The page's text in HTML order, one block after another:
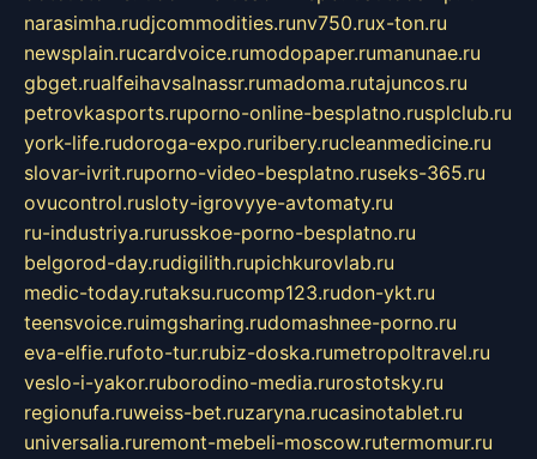
narasimha.rudjcommodities.runv750.rux-ton.ru
newsplain.rucardvoice.rumodopaper.rumanunae.ru
gbget.rualfeihavsalnassr.rumadoma.rutajuncos.ru
petrovkasports.ruporno-online-besplatno.rusplclub.ru
york-life.rudoroga-expo.ruribery.rucleanmedicine.ru
slovar-ivrit.ruporno-video-besplatno.ruseks-365.ru
ovucontrol.rusloty-igrovyye-avtomaty.ru
ru-industriya.rurusskoe-porno-besplatno.ru
belgorod-day.rudigilith.rupichkurovlab.ru
medic-today.rutaksu.rucomp123.rudon-ykt.ru
teensvoice.ruimgsharing.rudomashnee-porno.ru
eva-elfie.rufoto-tur.rubiz-doska.rumetropoltravel.ru
veslo-i-yakor.ruborodino-media.rurostotsky.ru
regionufa.ruweiss-bet.ruzaryna.rucasinotablet.ru
universalia.ruremont-mebeli-moscow.rutermomur.ru